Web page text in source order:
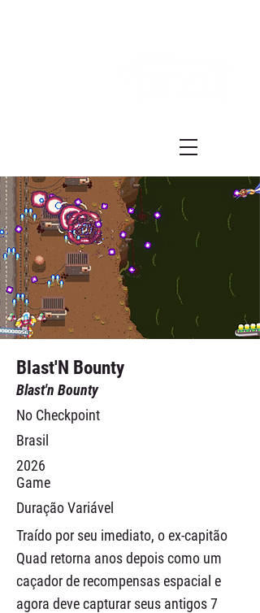
Blast'N Bounty
Blast'n Bounty
No Checkpoint
Brasil
2026
Game
Duração Variável
Traído por seu imediato, o ex-capitão
Quad retorna anos depois como um
caçador de recompensas espacial e
agora deve capturar seus antigos 7